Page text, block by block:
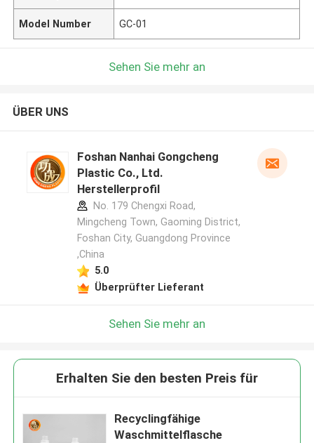
Model Number GC-01
Sehen Sie mehr an
ÜBER UNS
Foshan Nanhai Gongcheng
Plastic Co., Ltd.
Herstellerprofil
No. 179 Chengxi Road,
Mingcheng Town, Gaoming District,
Foshan City, Guangdong Province
,China
5.0
Überprüfter Lieferant
Sehen Sie mehr an
Erhalten Sie den besten Preis für
Recyclingfähige
Waschmittelflasche